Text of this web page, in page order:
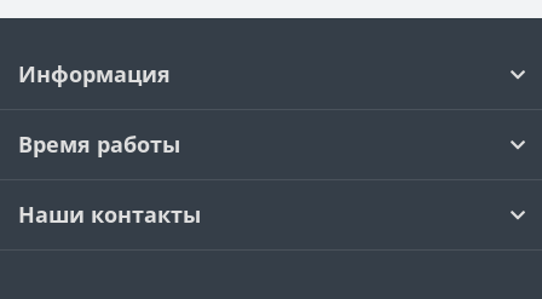
бренда широко используется для повышения
Устройства Crucial отличаются высокой
так как производятся на базе собственных технологий
Micron. Многие модели ориентированы на простой
Бренд делает акцент на производительности,
Информация
Время работы
Наши контакты